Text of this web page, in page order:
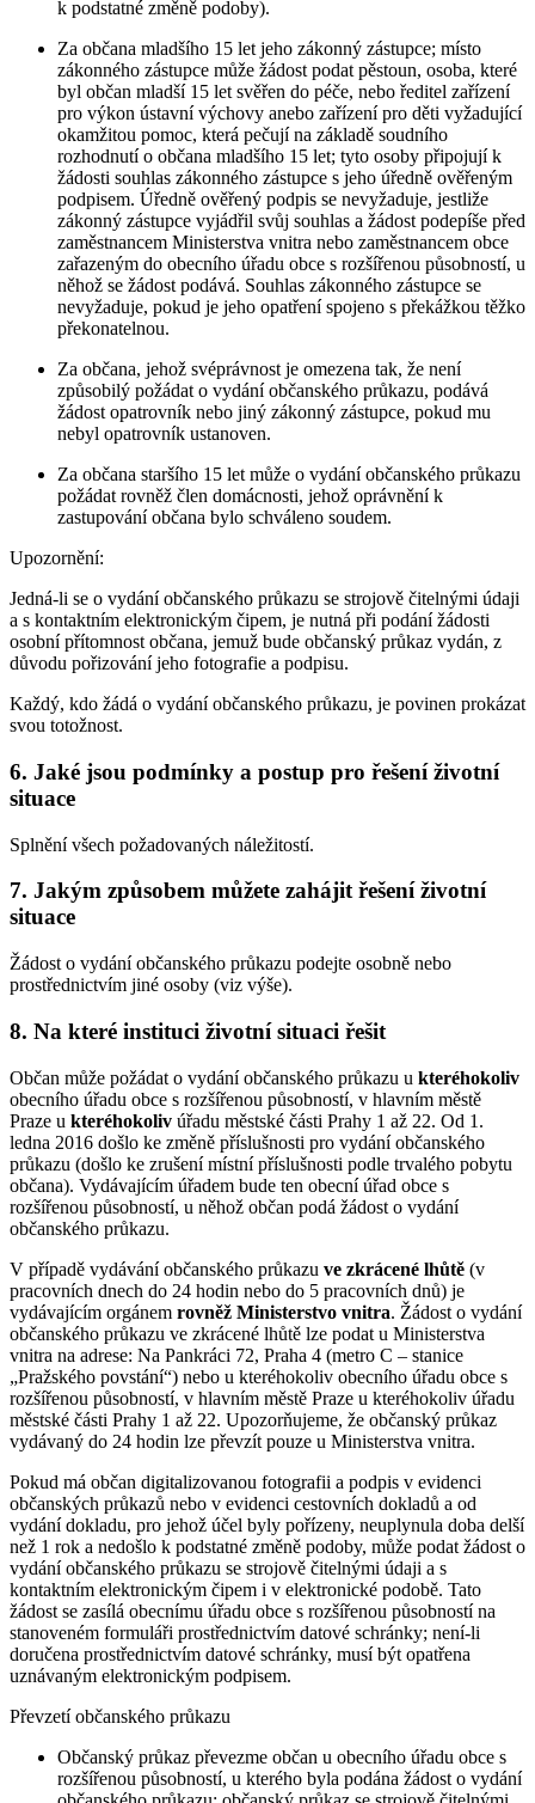
k podstatné změně podoby).
Za občana mladšího 15 let jeho zákonný zástupce; místo
zákonného zástupce může žádost podat pěstoun, osoba, které
byl občan mladší 15 let svěřen do péče, nebo ředitel zařízení
pro výkon ústavní výchovy anebo zařízení pro děti vyžadující
okamžitou pomoc, která pečují na základě soudního
rozhodnutí o občana mladšího 15 let; tyto osoby připojují k
žádosti souhlas zákonného zástupce s jeho úředně ověřeným
podpisem. Úředně ověřený podpis se nevyžaduje, jestliže
zákonný zástupce vyjádřil svůj souhlas a žádost podepíše před
zaměstnancem Ministerstva vnitra nebo zaměstnancem obce
zařazeným do obecního úřadu obce s rozšířenou působností, u
něhož se žádost podává. Souhlas zákonného zástupce se
nevyžaduje, pokud je jeho opatření spojeno s překážkou těžko
překonatelnou.
Za občana, jehož svéprávnost je omezena tak, že není
způsobilý požádat o vydání občanského průkazu, podává
žádost opatrovník nebo jiný zákonný zástupce, pokud mu
nebyl opatrovník ustanoven.
Za občana staršího 15 let může o vydání občanského průkazu
požádat rovněž člen domácnosti, jehož oprávnění k
zastupování občana bylo schváleno soudem.
Upozornění:
Jedná-li se o vydání občanského průkazu se strojově čitelnými údaji
a s kontaktním elektronickým čipem, je nutná při podání žádosti
osobní přítomnost občana, jemuž bude občanský průkaz vydán, z
důvodu pořizování jeho fotografie a podpisu.
Každý, kdo žádá o vydání občanského průkazu, je povinen prokázat
svou totožnost.
6. Jaké jsou podmínky a postup pro řešení životní
situace
Splnění všech požadovaných náležitostí.
7. Jakým způsobem můžete zahájit řešení životní
situace
Žádost o vydání občanského průkazu podejte osobně nebo
prostřednictvím jiné osoby (viz výše).
8. Na které instituci životní situaci řešit
Občan může požádat o vydání občanského průkazu u kteréhokoliv
obecního úřadu obce s rozšířenou působností, v hlavním městě
Praze u kteréhokoliv úřadu městské části Prahy 1 až 22. Od 1.
ledna 2016 došlo ke změně příslušnosti pro vydání občanského
průkazu (došlo ke zrušení místní příslušnosti podle trvalého pobytu
občana). Vydávajícím úřadem bude ten obecní úřad obce s
rozšířenou působností, u něhož občan podá žádost o vydání
občanského průkazu.
V případě vydávání občanského průkazu ve zkrácené lhůtě (v
pracovních dnech do 24 hodin nebo do 5 pracovních dnů) je
vydávajícím orgánem rovněž Ministerstvo vnitra. Žádost o vydání
občanského průkazu ve zkrácené lhůtě lze podat u Ministerstva
vnitra na adrese: Na Pankráci 72, Praha 4 (metro C – stanice
„Pražského povstání“) nebo u kteréhokoliv obecního úřadu obce s
rozšířenou působností, v hlavním městě Praze u kteréhokoliv úřadu
městské části Prahy 1 až 22. Upozorňujeme, že občanský průkaz
vydávaný do 24 hodin lze převzít pouze u Ministerstva vnitra.
Pokud má občan digitalizovanou fotografii a podpis v evidenci
občanských průkazů nebo v evidenci cestovních dokladů a od
vydání dokladu, pro jehož účel byly pořízeny, neuplynula doba delší
než 1 rok a nedošlo k podstatné změně podoby, může podat žádost o
vydání občanského průkazu se strojově čitelnými údaji a s
kontaktním elektronickým čipem i v elektronické podobě. Tato
žádost se zasílá obecnímu úřadu obce s rozšířenou působností na
stanoveném formuláři prostřednictvím datové schránky; není-li
doručena prostřednictvím datové schránky, musí být opatřena
uznávaným elektronickým podpisem.
Převzetí občanského průkazu
Občanský průkaz převezme občan u obecního úřadu obce s
rozšířenou působností, u kterého byla podána žádost o vydání